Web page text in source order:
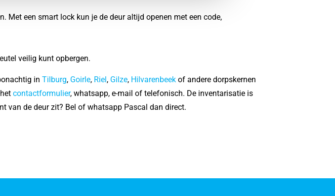
Met een smart lock kun je de deur altijd openen met een code,
veilig kunt opbergen.
in Tilburg, Goirle, Riel, Gilze, Hilvarenbeek of andere dorpskernen
contactformulier, whatsapp, e-mail of telefonisch. De inventarisatie is
van de deur zit? Bel of whatsapp Pascal dan direct.